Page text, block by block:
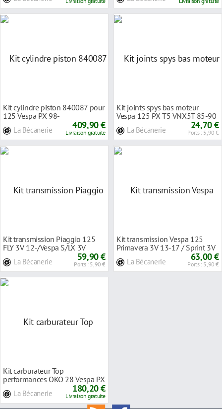
Kit cylindre piston 840087 pour
125 Vespa PX 98-
La Bécanerie 409,90 €
Livraison gratuite
Kit joints spys bas moteur
Vespa 125 PX T5 VNX5T 85-90
La Bécanerie 24,70 €
Ports : 5,90 €
Kit transmission Piaggio 125
FLY 3V 12-/Vespa S/LX 3V
La Bécanerie 59,90 €
Ports : 5,90 €
Kit transmission Vespa 125
Primavera 3V 13-17 / Sprint 3V
La Bécanerie 63,00 €
Ports : 5,90 €
Kit carburateur Top
performances OKO 28 Vespa PX
La Bécanerie 180,20 €
Livraison gratuite